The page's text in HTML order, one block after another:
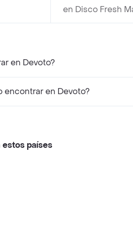
en Disco Fresh
en Devoto?
en Devoto?
estos países